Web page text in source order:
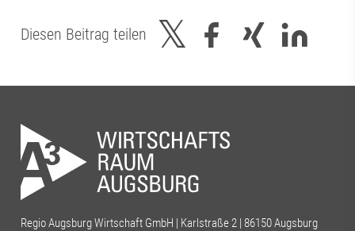
Diesen Beitrag teilen
Regio Augsburg Wirtschaft GmbH | Karlstraße 2 | 86150 Augsburg